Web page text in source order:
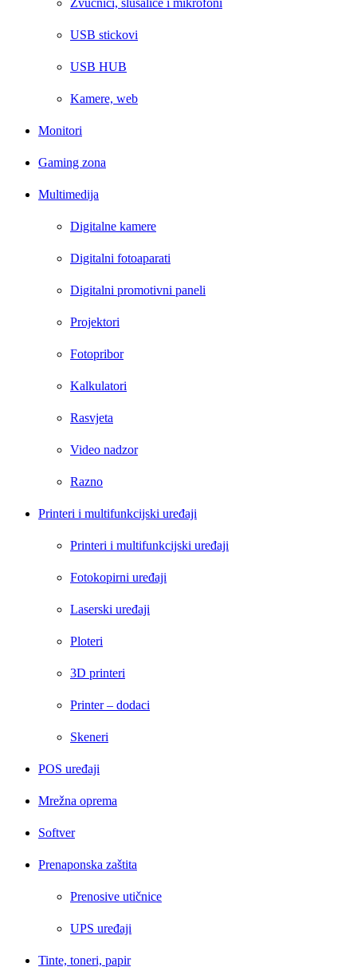
Zvučnici, slušalice i mikrofoni
USB stickovi
USB HUB
Kamere, web
Monitori
Gaming zona
Multimedija
Digitalne kamere
Digitalni fotoaparati
Digitalni promotivni paneli
Projektori
Fotopribor
Kalkulatori
Rasvjeta
Video nadzor
Razno
Printeri i multifunkcijski uređaji
Printeri i multifunkcijski uređaji
Fotokopirni uređaji
Laserski uređaji
Ploteri
3D printeri
Printer – dodaci
Skeneri
POS uređaji
Mrežna oprema
Softver
Prenaponska zaštita
Prenosive utičnice
UPS uređaji
Tinte, toneri, papir